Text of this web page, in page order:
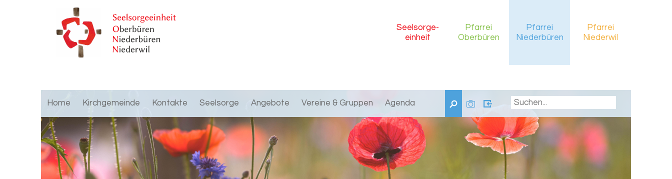
Seelsorge-
einheit
Pfarrei
Oberbüren
Pfarrei
Niederbüren
Pfarrei
Niederwil
Home Kirchgemeinde Kontakte Seelsorge Angebote Vereine & Gruppen Agenda